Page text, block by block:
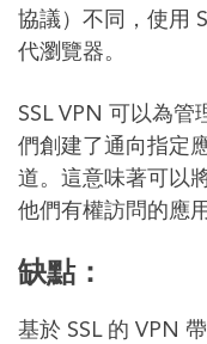
協議）不同，使用
代瀏覽器。
SSL VPN 可以為
們創建了通向指定
道。這意味著可以
他們有權訪問的應
缺點：
基於 SSL 的 VPN